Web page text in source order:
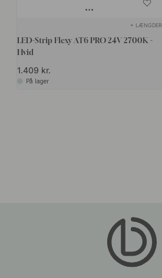
+ LÆNGDER
LED-Strip Flexy AT6 PRO 24V 2700K -
Hvid
1.409 kr.
På lager